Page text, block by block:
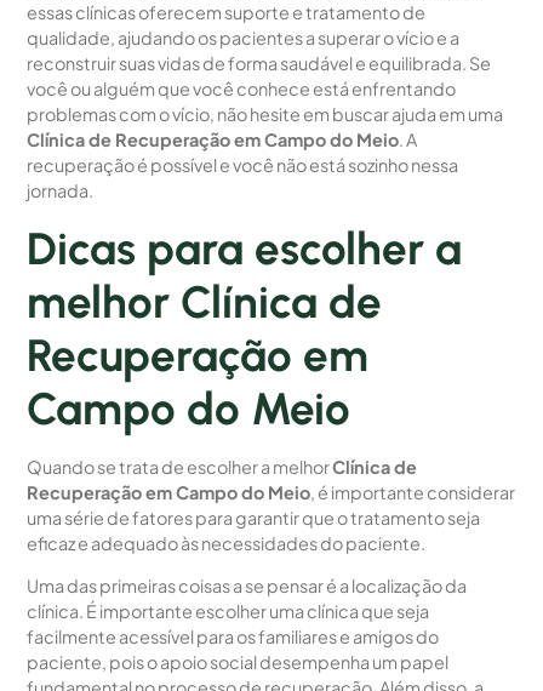
essas clínicas oferecem suporte e tratamento de
qualidade, ajudando os pacientes a superar o vício e a
reconstruir suas vidas de forma saudável e equilibrada. Se
você ou alguém que você conhece está enfrentando
problemas com o vício, não hesite em buscar ajuda em uma
Clínica de Recuperação em Campo do Meio. A
recuperação é possível e você não está sozinho nessa
jornada.
Dicas para escolher a
melhor Clínica de
Recuperação em
Campo do Meio
Quando se trata de escolher a melhorClínica de
Recuperação em Campo do Meio, é importante considerar
uma série de fatores para garantir que o tratamento seja
eficaz e adequado às necessidades do paciente.
Uma das primeiras coisas a se pensar é a localização da
clínica. É importante escolher uma clínica que seja
facilmente acessível para os familiares e amigos do
paciente, pois o apoio social desempenha um papel